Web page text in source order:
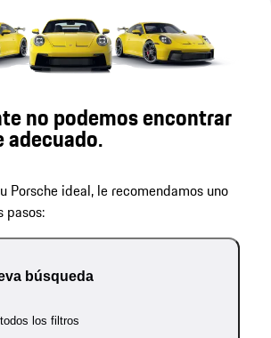
no podemos encontrar
adecuado.
Porsche ideal, le recomendamos uno
pasos:
búsqueda
los filtros